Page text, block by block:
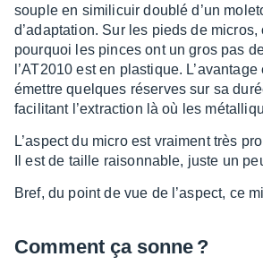
souple en simi­li­cuir doublé d’un
d’adap­ta­tion. Sur les pieds de
pourquoi les pinces ont un gros pas
l’AT2010 est en plas­tique.
émettre quelques réserves sur sa
faci­li­tant l’ex­trac­tion là où les
L’as­pect du micro est vrai­ment très
Il est de taille raison­nable, juste un
Bref, du point de vue de l’as­pect, ce
Comment ça sonne ?